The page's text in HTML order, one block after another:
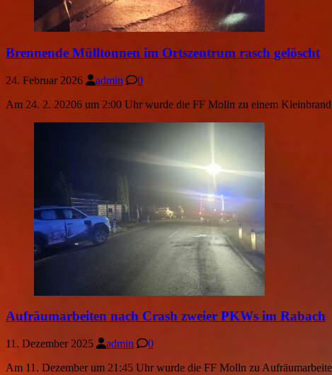
Brennende Mülltonnen im Ortszentrum rasch gelöscht
24. Februar 2026 admin
0
Am 24. 2. 20206 um 2:00 Uhr wurde die FF Molln zu einem
Aufräumarbeiten nach Crash zweier PKWs im Rabach
11. Dezember 2025 admin
0
Am 11. Dezember um 21:45 Uhr wurde die FF Molln zu